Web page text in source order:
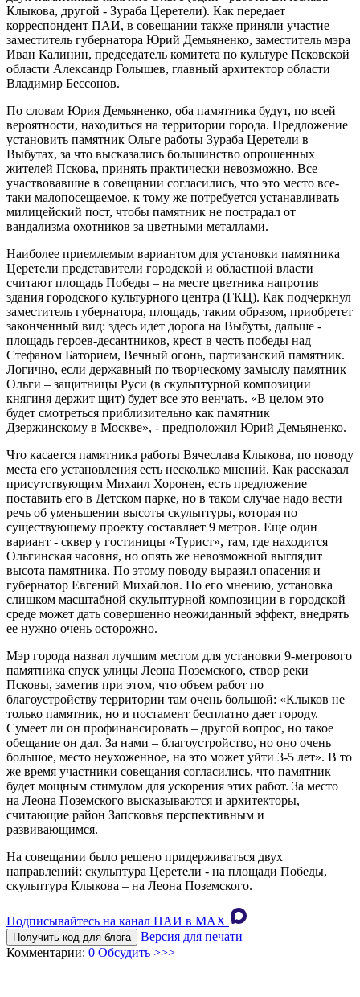
Клыкова, другой - Зураба Церетели). Как передает
корреспондент ПАИ, в совещании также приняли участие
заместитель губернатора Юрий Демьяненко, заместитель мэра
Иван Калинин, председатель комитета по культуре Псковской
области Александр Голышев, главный архитектор области
Владимир Бессонов.
По словам Юрия Демьяненко, оба памятника будут, по всей
вероятности, находиться на территории города. Предложение
установить памятник Ольге работы Зураба Церетели в
Выбутах, за что высказались большинство опрошенных
жителей Пскова, принять практически невозможно. Все
участвовавшие в совещании согласились, что это место все-
таки малопосещаемое, к тому же потребуется устанавливать
милицейский пост, чтобы памятник не пострадал от
вандализма охотников за цветными металлами.
Наиболее приемлемым вариантом для установки памятника
Церетели представители городской и областной власти
считают площадь Победы – на месте цветника напротив
здания городского культурного центра (ГКЦ). Как подчеркнул
заместитель губернатора, площадь, таким образом, приобретет
законченный вид: здесь идет дорога на Выбуты, дальше -
площадь героев-десантников, крест в честь победы над
Стефаном Баторием, Вечный огонь, партизанский памятник.
Логично, если державный по творческому замыслу памятник
Ольги – защитницы Руси (в скульптурной композиции
княгиня держит щит) будет все это венчать. «В целом это
будет смотреться приблизительно как памятник
Дзержинскому в Москве», - предположил Юрий Демьяненко.
Что касается памятника работы Вячеслава Клыкова, по поводу
места его установления есть несколько мнений. Как рассказал
присутствующим Михаил Хоронен, есть предложение
поставить его в Детском парке, но в таком случае надо вести
речь об уменьшении высоты скульптуры, которая по
существующему проекту составляет 9 метров. Еще один
вариант - сквер у гостиницы «Турист», там, где находится
Ольгинская часовня, но опять же невозможной выглядит
высота памятника. По этому поводу выразил опасения и
губернатор Евгений Михайлов. По его мнению, установка
слишком масштабной скульптурной композиции в городской
среде может дать совершенно неожиданный эффект, внедрять
ее нужно очень осторожно.
Мэр города назвал лучшим местом для установки 9-метрового
памятника спуск улицы Леона Поземского, створ реки
Псковы, заметив при этом, что объем работ по
благоустройству территории там очень большой: «Клыков не
только памятник, но и постамент бесплатно дает городу.
Сумеет ли он профинансировать – другой вопрос, но такое
обещание он дал. За нами – благоустройство, но оно очень
большое, место неухоженное, на это может уйти 3-5 лет». В то
же время участники совещания согласились, что памятник
будет мощным стимулом для ускорения этих работ. За место
на Леона Поземского высказываются и архитекторы,
считающие район Запсковья перспективным и
развивающимся.
На совещании было решено придерживаться двух
направлений: скульптура Церетели - на площади Победы,
скульптура Клыкова – на Леона Поземского.
Подписывайтесь на канал ПАИ в MAХ
Получить код для блога
Версия для печати
Комментарии: 0 Обсудить >>>